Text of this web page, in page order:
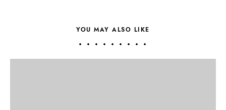
YOU MAY ALSO LIKE